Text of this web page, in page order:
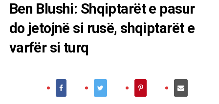
Ben Blushi: Shqiptarët e pasur
do jetojnë si rusë, shqiptarët e
varfër si turq